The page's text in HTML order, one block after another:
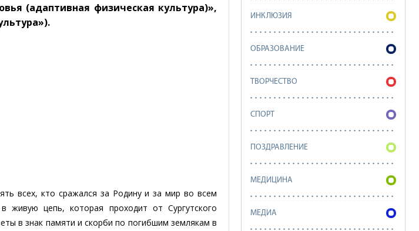
(адаптивная физическая культура)»,
всех, кто сражался за Родину и за мир во всем
цепь, которая проходит от Сургутского
в знак памяти и скорби по погибшим землякам в
ИНКЛЮЗИЯ
ОБРАЗОВАНИЕ
ТВОРЧЕСТВО
СПОРТ
ПОЗДРАВЛЕНИЕ
МЕДИЦИНА
МЕДИА